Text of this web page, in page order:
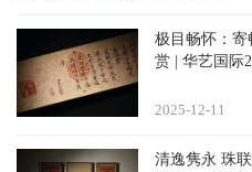
极目畅怀：
赏 | 华艺国际
11
2025-12
清逸隽永 珠